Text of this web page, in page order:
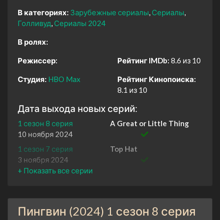
В категориях: Зарубежные сериалы Сериалы
Голливуд Сериалы 2024
В ролях:
Режиссер:
Студия: HBO Max
Рейтинг IMDb: 8.6 из 10
Рейтинг Кинопоиска:
8.1 из 10
Дата выхода новых серий:
1 сезон 8 серия
A Great or Little Thing
10 ноября 2024
1 сезон 7 серия
Top Hat
3 ноября 2024
1 сезон 6 серия
1 сезон 5 серия
Homecoming
20 октября 2024
Пингвин (2024) 1 сезон 8 серия